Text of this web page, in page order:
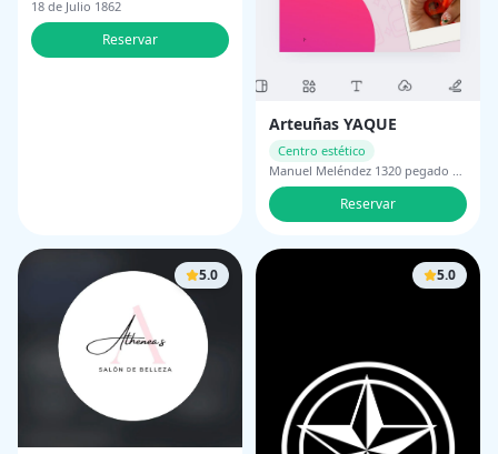
18 de Julio 1862
Reservar
Arteuñas YAQUE
Centro estético
Manuel Meléndez 1320 pegado a
ex librería la Botica Treinta y Tres,
Departamento de Treinta y Tres,
Uruguay
Reservar
5.0 5.0